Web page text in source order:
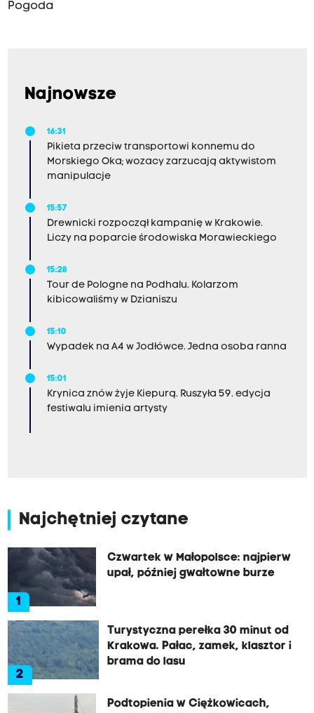
Pogoda
Najnowsze
16:31
Pikieta przeciw transportowi konnemu do
Morskiego Oka; wozacy zarzucają aktywistom
manipulacje
15:57
Drewnicki rozpoczął kampanię w Krakowie.
Liczy na poparcie środowiska Morawieckiego
15:28
Tour de Pologne na Podhalu. Kolarzom
kibicowaliśmy w Dzianiszu
15:10
Wypadek na A4 w Jodłówce. Jedna osoba ranna
15:01
Krynica znów żyje Kiepurą. Ruszyła 59. edycja
festiwalu imienia artysty
Najchętniej czytane
1
Czwartek w Małopolsce: najpierw
upał, później gwałtowne burze
2
Turystyczna perełka 30 minut od
Krakowa. Pałac, zamek, klasztor i
brama do lasu
Podtopienia w Ciężkowicach,